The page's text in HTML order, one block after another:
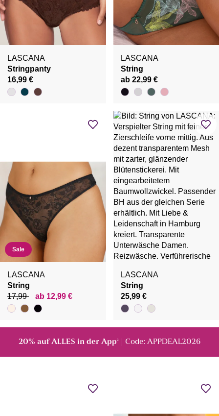
LASCANA
Stringpanty
16,99 €
LASCANA
String
ab 22,99 €
Sale
LASCANA
String
17,99
ab 12,99 €
LASCANA
String
25,99 €
20% auf ALLES in der App² | Code: APPDEAL2026